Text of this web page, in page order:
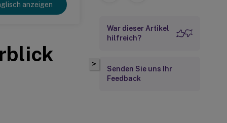
anzeigen
>
War dieser Artikel
hilfreich?
Senden Sie uns Ihr
Feedback